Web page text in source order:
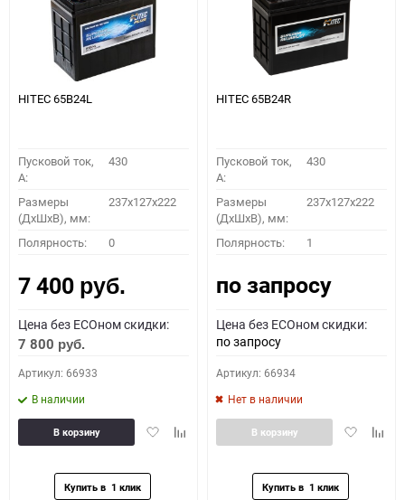
HITEC 65B24L
Пусковой ток,
A:
430
Размеры
(ДхШхВ), мм:
237x127x222
Полярность: 0
7 400 руб.
Цена без ECOном скидки:
7 800 руб.
Артикул: 66933
В наличии
ДобавитьДобавить
В корзину
HITEC 65B24R
Пусковой ток,
A:
430
Размеры
(ДхШхВ), мм:
237x127x222
Полярность: 1
по запросу
Цена без ECOном скидки:
по запросу
Артикул: 66934
Нет в наличии
Добавить
В корзину